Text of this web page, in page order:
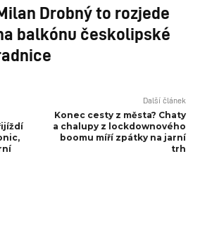
Drobný to rozjede
balkónu českolipské
Další článek
Konec cesty z města? Chaty
a chalupy z lockdownového
boomu míří zpátky na jarní
trh